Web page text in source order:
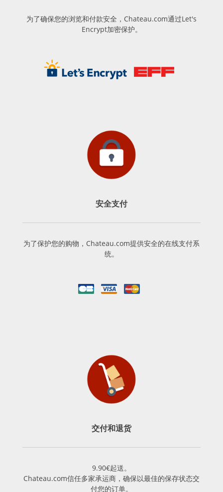
为了确保您的浏览和付款安全，Chateau.com通过Let's
Encrypt加密保护。
安全支付
为了保护您的购物，Chateau.com提供安全的在线支付系
统。
交付和退货
9.90€起送。
Chateau.com信任多家承运商，确保以最佳的保存状态交
付您的订单。